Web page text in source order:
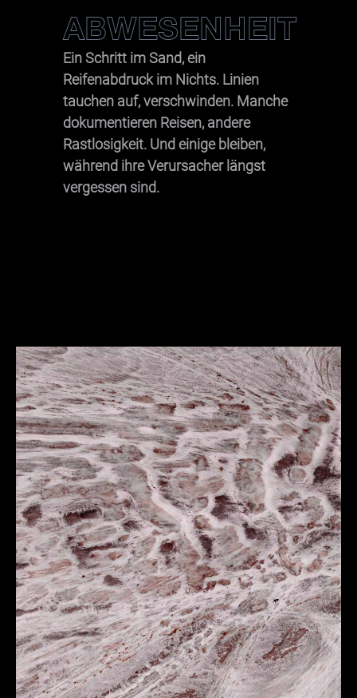
ABWESENHEIT
Ein Schritt im Sand, ein
Reifenabdruck im Nichts. Linien
tauchen auf, verschwinden. Manche
dokumentieren Reisen, andere
Rastlosigkeit. Und einige bleiben,
während ihre Verursacher längst
vergessen sind.